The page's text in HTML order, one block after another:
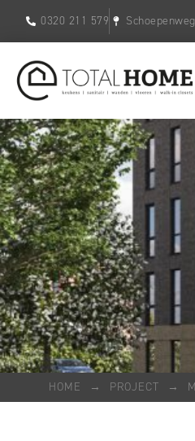
0320 211 579
HOME → PROJECT →